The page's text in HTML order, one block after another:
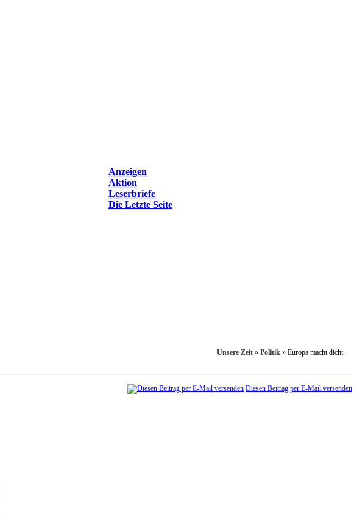
Anzeigen
Aktion
Leserbriefe
Die Letzte Seite
Unsere Zeit » Politik » Europa macht dicht
Diesen Beitrag per E-Mail versenden